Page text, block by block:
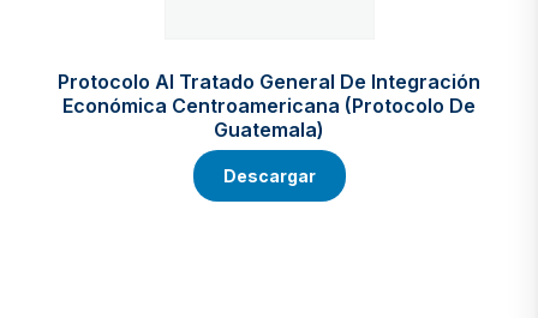
Protocolo Al Tratado General De Integración
Económica Centroamericana (Protocolo De
Guatemala)
Descargar